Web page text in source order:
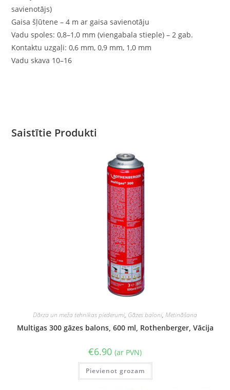
savienotājs)
Gaisa šļūtene – 4 m ar gaisa savienotāju
Vadu spoles: 0,8–1,0 mm (viengabala stieple) – 2 gab.
Kontaktu uzgaļi: 0,6 mm, 0,9 mm, 1,0 mm
Vadu skava 10–16
Saistītie Produkti
Dārza un meža tehnikas piederumi, Gāzes baloni, Metināšana
Multigas 300 gāzes balons, 600 ml, Rothenberger, Vācija
€6.90 (ar PVN)
Pievienot grozam